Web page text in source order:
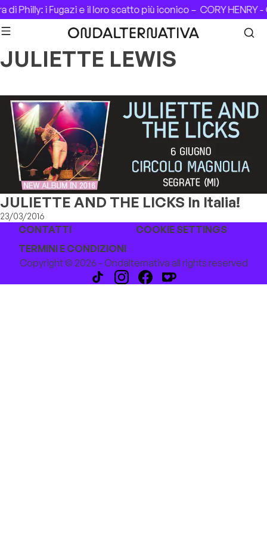
Skip to content
di Philly: i Fugazi e il loro scatto più iconico – CORY HENRY
JULIETTE LEWIS
JULIETTE AND THE LICKS In Italia!
23/03/2016
CONTATTI
COOKIE SETTINGS
TERMINI E CONDIZIONI
Copyright © 2026 - Ondalternativa all rights reserved